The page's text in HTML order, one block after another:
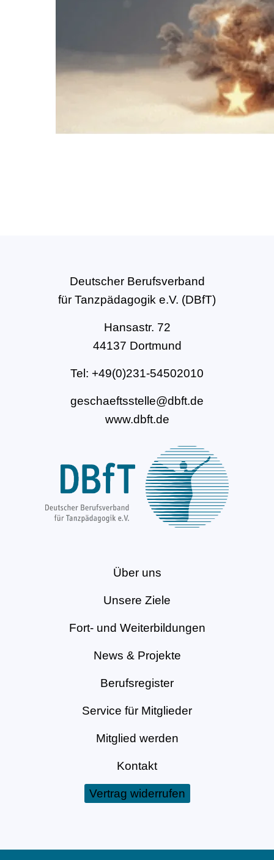
Deutscher Berufsverband
für Tanzpädagogik e.V. (DBfT)
Hansastr. 72
44137 Dortmund
Tel: +49(0)231-54502010
geschaeftsstelle@dbft.de
www.dbft.de
Über uns
Unsere Ziele
Fort- und Weiterbildungen
News & Projekte
Berufsregister
Service für Mitglieder
Mitglied werden
Kontakt
Vertrag widerrufen